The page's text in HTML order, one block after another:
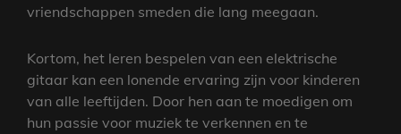
vriendschappen smeden die lang meegaan.
Kortom, het leren bespelen van een elektrische
gitaar kan een lonende ervaring zijn voor kinderen
van alle leeftijden. Door hen aan te moedigen om
hun passie voor muziek te verkennen en te